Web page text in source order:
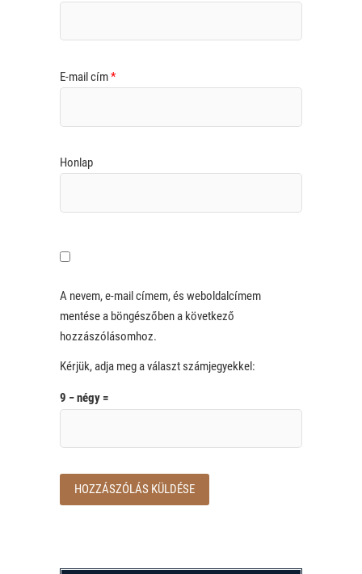
E-mail cím*
Honlap
A nevem, e-mail címem, és weboldalcímem
mentése a böngészőben a következő
hozzászólásomhoz.
Kérjük, adja meg a választ számjegyekkel:
9 − négy =